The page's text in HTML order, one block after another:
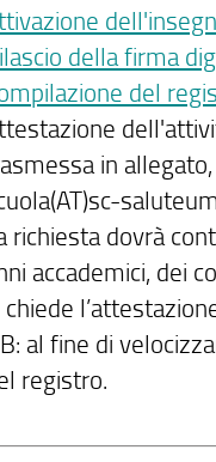
della firma
del
in
richiesta dovrà
accademici, dei
chiede
al fine di
registro.